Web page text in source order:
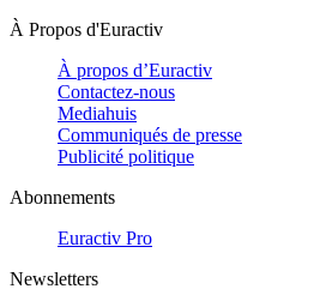
À Propos d'Euractiv
À propos d’Euractiv
Contactez-nous
Mediahuis
Communiqués de presse
Publicité politique
Abonnements
Euractiv Pro
Newsletters